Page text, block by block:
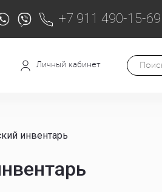
+7 911 490-15-69
Личный кабинет
инвентарь